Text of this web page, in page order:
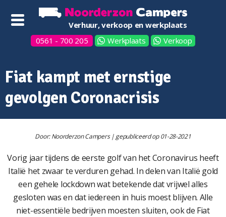
Verhuur, verkoop en werkplaats
0561 - 700 205
Werkplaats Verkoop
Fiat kampt met ernstige
gevolgen Coronacrisis
Door: Noorderzon Campers | gepubliceerd op 01-28-2021
Vorig jaar tijdens de eerste golf van het Coronavirus heeft
Italië het zwaar te verduren gehad. In delen van Italië gold
een gehele lockdown wat betekende dat vrijwel alles
gesloten was en dat iedereen in huis moest blijven. Alle
niet-essentiële bedrijven moesten sluiten, ook de Fiat